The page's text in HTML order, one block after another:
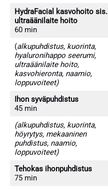
HydraFacial kasvohoito sis.
ultraäänilaite hoito
60 min
(alkupuhdistus, kuorinta,
hyaluronihappo seerumi,
ultraäänilaite hoito,
kasvohieronta, naamio,
loppuvoiteet)
Ihon syväpuhdistus
45 min
(alkupuhdistus, kuorinta,
höyrytys, mekaaninen
puhdistus, naamio,
loppuvoiteet)
Tehokas ihonpuhdistus
75 min